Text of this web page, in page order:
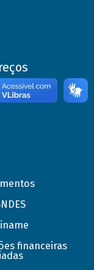
financeiras